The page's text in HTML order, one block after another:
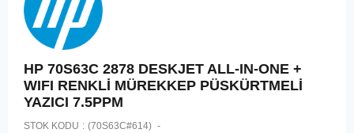
HP 70S63C 2878 DESKJET ALL-IN-ONE +
WIFI RENKLİ MÜREKKEP PÜSKÜRTMELİ
YAZICI 7.5PPM
STOK KODU (70S63C#614)